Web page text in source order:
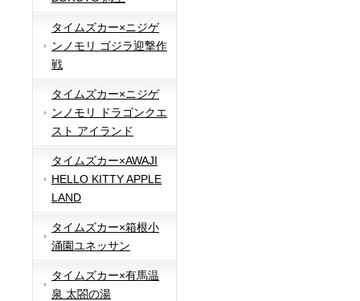
タイムズカー×ニジゲ
ンノモリ ゴジラ迎撃作
戦
タイムズカー×ニジゲ
ンノモリ ドラゴンクエ
スト アイランド
タイムズカー×AWAJI
HELLO KITTY APPLE
LAND
タイムズカー×箱根小
涌園ユネッサン
タイムズカー×有馬温
泉 太閤の湯